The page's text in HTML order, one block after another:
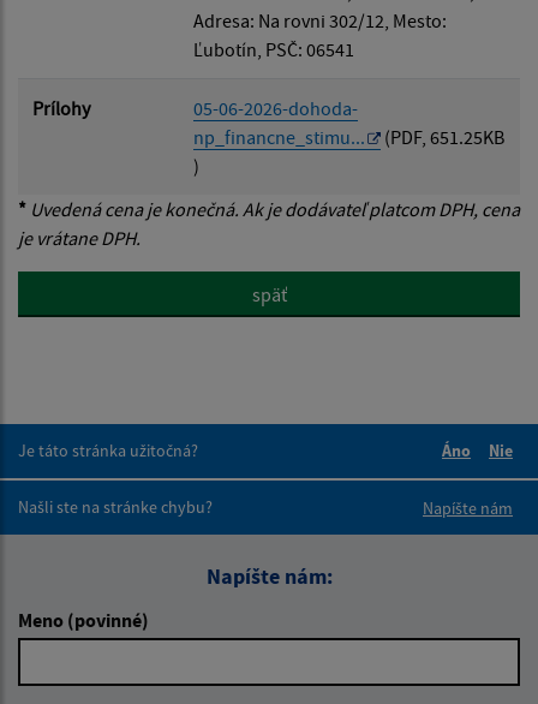
Adresa: Na rovni 302/12, Mesto:
Ľubotín, PSČ: 06541
Prílohy
05-06-2026-dohoda-
np_financne_stimu...
(PDF, 651.25KB
)
* Uvedená cena je konečná. Ak je dodávateľ platcom DPH, cena
je vrátane DPH.
späť
Je táto stránka užitočná?
Áno
Nie
Našli ste na stránke chybu?
Napíšte nám
Napíšte nám:
Meno (povinné)